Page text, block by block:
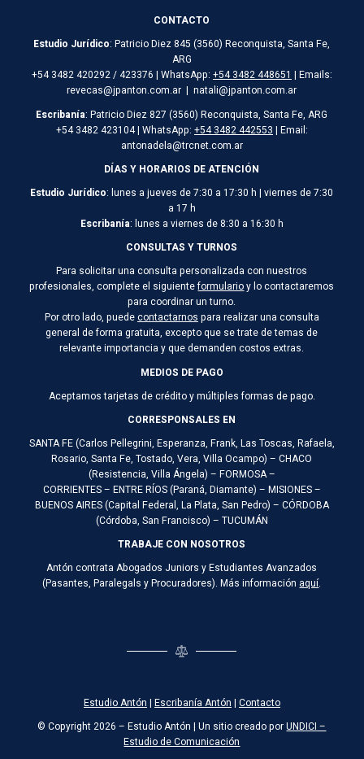
CONTACTO
Estudio Jurídico: Patricio Diez 845 (3560) Reconquista, Santa Fe,
ARG
+54 3482 420292 / 423376 | WhatsApp: +54 3482 448651 | Emails:
revecas@jpanton.com.ar | natali@jpanton.com.ar
Escribanía: Patricio Diez 827 (3560) Reconquista, Santa Fe, ARG
+54 3482 423104 | WhatsApp: +54 3482 442553 | Email:
antonadela@trcnet.com.ar
DÍAS Y HORARIOS DE ATENCIÓN
Estudio Jurídico: lunes a jueves de 7:30 a 17:30 h | viernes de 7:30
a 17 h
Escribanía: lunes a viernes de 8:30 a 16:30 h
CONSULTAS Y TURNOS
Para solicitar una consulta personalizada con nuestros
profesionales, complete el siguienteformularioy lo contactaremos
para coordinar un turno.
Por otro lado, puedecontactarnos para realizar una consulta
general de forma gratuita, excepto que se trate de temas de
relevante importancia y que demanden costos extras.
MEDIOS DE PAGO
Aceptamos tarjetas de crédito y múltiples formas de pago.
CORRESPONSALES EN
SANTA FE (Carlos Pellegrini, Esperanza, Frank, Las Toscas, Rafaela,
Rosario, Santa Fe, Tostado, Vera, Villa Ocampo) – CHACO
(Resistencia, Villa Ángela) – FORMOSA –
CORRIENTES – ENTRE RÍOS (Paraná, Diamante) – MISIONES –
BUENOS AIRES (Capital Federal, La Plata, San Pedro) – CÓRDOBA
(Córdoba, San Francisco) – TUCUMÁN
TRABAJE CON NOSOTROS
Antón contrata Abogados Juniors y Estudiantes Avanzados
(Pasantes, Paralegals y Procuradores). Más información aquí.
Estudio Antón | Escribanía Antón | Contacto
© Copyright 2026 – Estudio Antón | Un sitio creado porUNDICI –
Estudio de Comunicación